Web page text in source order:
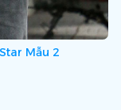
Mẫu 2